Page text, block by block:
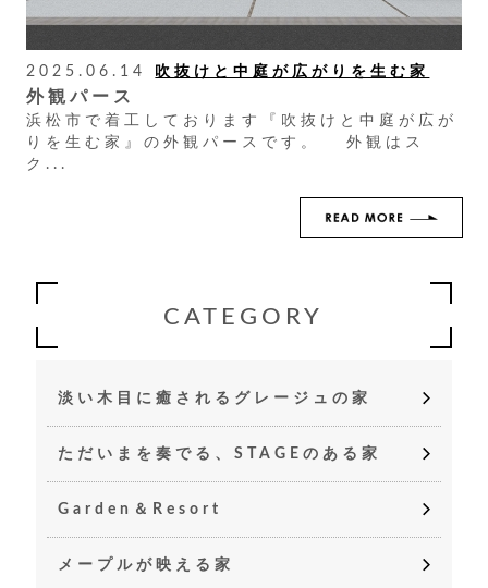
2025.06.14 吹抜けと中庭が広がりを生む家
外観パース
浜松市で着工しております『吹抜けと中庭が広が
りを生む家』の外観パースです。 外観はス
ク...
CATEGORY
淡い木目に癒されるグレージュの家
ただいまを奏でる、STAGEのある家
Garden＆Resort
メープルが映える家